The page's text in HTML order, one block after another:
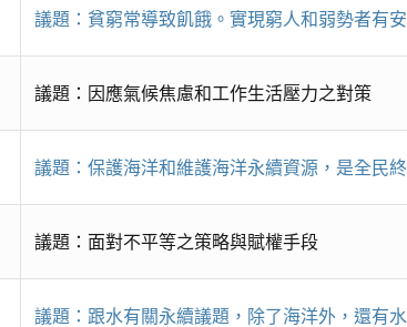
議題：貧窮常導致飢餓。實現窮人和弱勢者有
議題：因應氣候焦慮和工作生活壓力之對策
議題：保護海洋和維護海洋永續資源，是全民
議題：面對不平等之策略與賦權手段
議題：跟水有關永續議題，除了海洋外，還有